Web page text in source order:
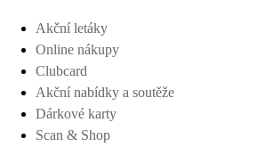
Akční letáky
Online nákupy
Clubcard
Akční nabídky a soutěže
Dárkové karty
Scan & Shop